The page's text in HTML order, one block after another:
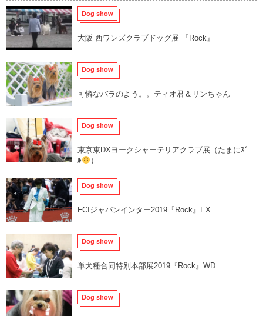
Dog show
大阪 西ワンズクラブドッグ展 『Rock』
Dog show
可憐なバラのよう。。ティオ君＆リンちゃん
Dog show
東京東DXヨークシャーテリアクラブ展（たまにｽﾞ
ﾙ
）
Dog show
FCIジャパンインター2019『Rock』EX
Dog show
単犬種合同特別本部展2019『Rock』WD
Dog show